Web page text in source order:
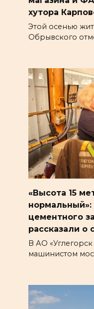
хутора
Этой осенью
Обрывского
«Высота 15
цементного
рассказали о
В АО
машинистом